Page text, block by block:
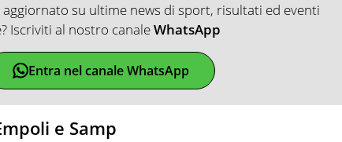
su ultime news di sport, risultati ed eventi
Iscriviti al nostro canaleWhatsApp
Entra nel canale WhatsApp
e Samp